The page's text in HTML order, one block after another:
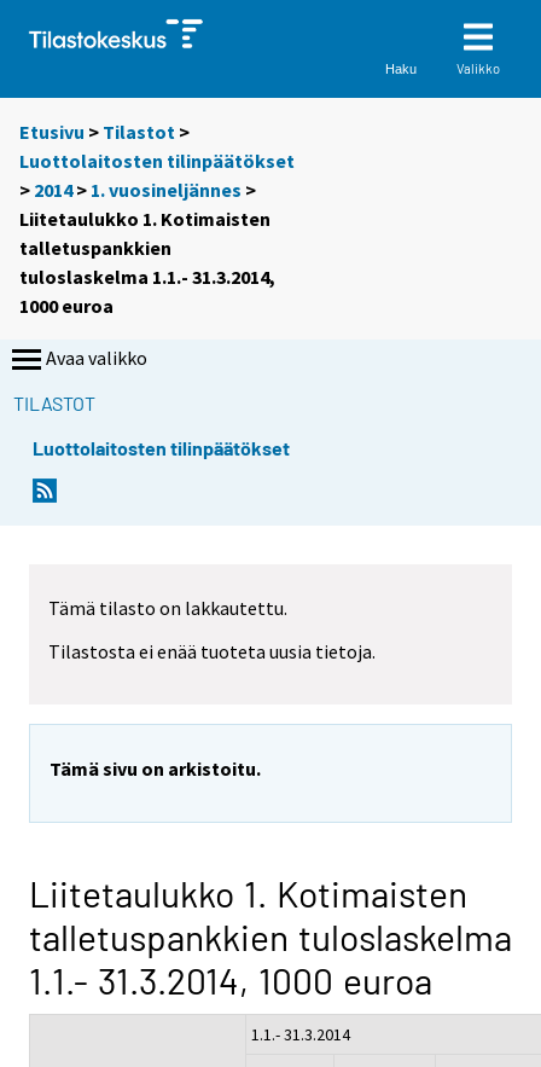
Haku Valikko
Etusivu > Tilastot >
Luottolaitosten tilinpäätökset
> 2014> 1. vuosineljännes >
Liitetaulukko 1. Kotimaisten
talletuspankkien
tuloslaskelma 1.1.- 31.3.2014,
1000 euroa
Avaa valikko
TILASTOT
Luottolaitosten tilinpäätökset
Tämä tilasto on lakkautettu.
Tilastosta ei enää tuoteta uusia tietoja.
Tämä sivu on arkistoitu.
Liitetaulukko 1. Kotimaisten
talletuspankkien tuloslaskelma
1.1.- 31.3.2014, 1000 euroa
1.1.- 31.3.2014